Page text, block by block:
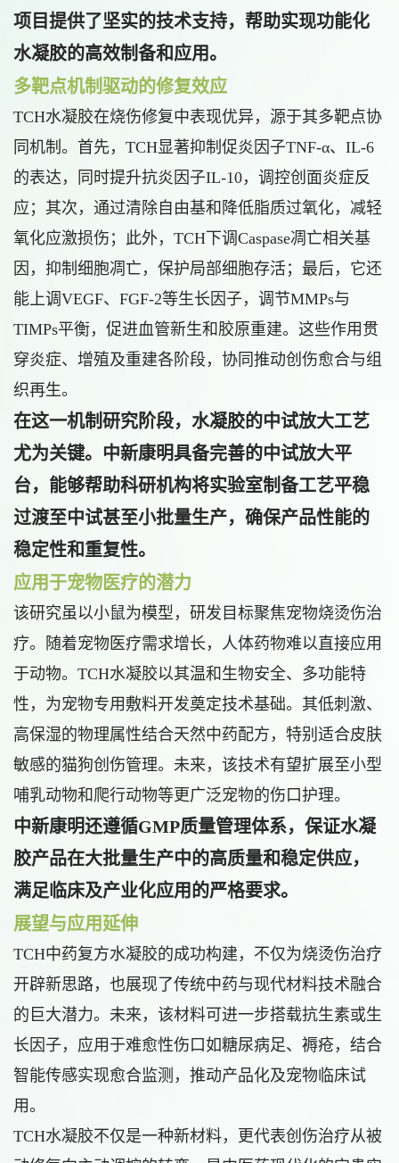
项目提供了坚实的技术支持，帮助实现功能化
水凝胶的高效制备和应用。
多靶点机制驱动的修复效应
TCH水凝胶在烧伤修复中表现优异，源于其多靶点协
同机制。首先，TCH显著抑制促炎因子TNF-α、IL-6
的表达，同时提升抗炎因子IL-10，调控创面炎症反
应；其次，通过清除自由基和降低脂质过氧化，减轻
氧化应激损伤；此外，TCH下调Caspase凋亡相关基
因，抑制细胞凋亡，保护局部细胞存活；最后，它还
能上调VEGF、FGF-2等生长因子，调节MMPs与
TIMPs平衡，促进血管新生和胶原重建。这些作用贯
穿炎症、增殖及重建各阶段，协同推动创伤愈合与组
织再生。
在这一机制研究阶段，水凝胶的中试放大工艺
尤为关键。中新康明具备完善的中试放大平
台，能够帮助科研机构将实验室制备工艺平稳
过渡至中试甚至小批量生产，确保产品性能的
稳定性和重复性。
应用于宠物医疗的潜力
该研究虽以小鼠为模型，研发目标聚焦宠物烧烫伤治
疗。随着宠物医疗需求增长，人体药物难以直接应用
于动物。TCH水凝胶以其温和生物安全、多功能特
性，为宠物专用敷料开发奠定技术基础。其低刺激、
高保湿的物理属性结合天然中药配方，特别适合皮肤
敏感的猫狗创伤管理。未来，该技术有望扩展至小型
哺乳动物和爬行动物等更广泛宠物的伤口护理。
中新康明还遵循GMP质量管理体系，保证水凝
胶产品在大批量生产中的高质量和稳定供应，
满足临床及产业化应用的严格要求。
展望与应用延伸
TCH中药复方水凝胶的成功构建，不仅为烧烫伤治疗
开辟新思路，也展现了传统中药与现代材料技术融合
的巨大潜力。未来，该材料可进一步搭载抗生素或生
长因子，应用于难愈性伤口如糖尿病足、褥疮，结合
智能传感实现愈合监测，推动产品化及宠物临床试
用。
TCH水凝胶不仅是一种新材料，更代表创伤治疗从被